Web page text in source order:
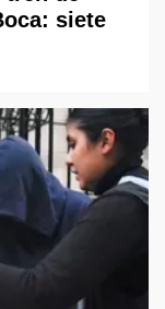
siete